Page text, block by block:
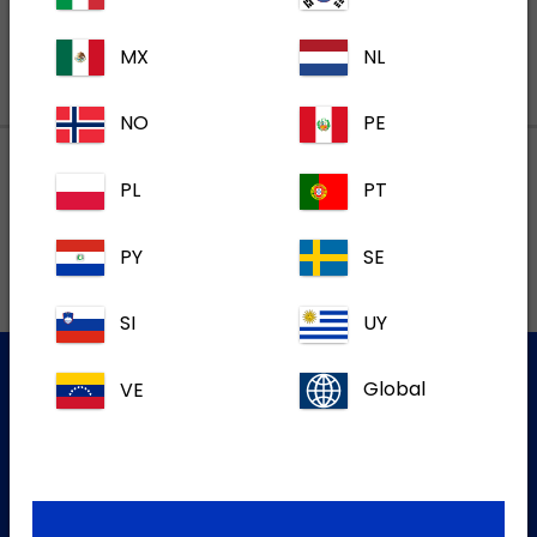
Lokalne adrese
korisnike
MX NL
NO PE
PL PT
PY SE
SI UY
VE Global